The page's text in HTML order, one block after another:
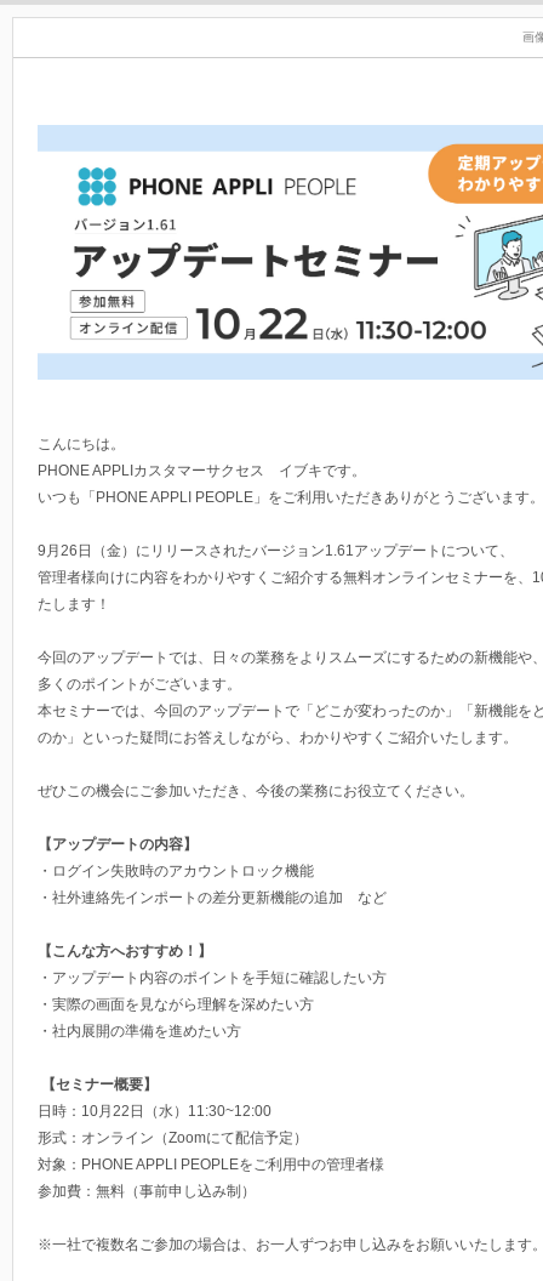
画
こんにちは。
PHONE APPLIカスタマーサクセス イブキです。
いつも「PHONE APPLI PEOPLE」をご利用いただきありがとうございます。
9月26日（金）にリリースされたバージョン1.61アップデートについて、
管理者様向けに内容をわかりやすくご紹介する無料オンラインセミナーを、​​​​​​
たします！
今回のアップデートでは、日々の業務をよりスムーズにするための新機能や
多くのポイントがございます。
本セミナーでは、今回のアップデートで「どこが変わったのか」「新機能を
のか」といった疑問にお答えしながら、わかりやすくご紹介いたします。
ぜひこの機会にご参加いただき、今後の業務にお役立てください。
【アップデートの内容】
・ログイン失敗時のアカウントロック機能
・社外連絡先インポートの差分更新機能の追加 など
【こんな方へおすすめ！】
・アップデート内容のポイントを手短に確認したい方
・実際の画面を見ながら理解を深めたい方
・社内展開の準備を進めたい方
【セミナー概要】
日時：10月22日（水）11:30~12:00
形式：オンライン（Zoomにて配信予定）
対象：PHONE APPLI PEOPLEをご利用中の管理者様
参加費：無料（事前申し込み制）
※一社で複数名ご参加の場合は、お一人ずつお申し込みをお願いいたします